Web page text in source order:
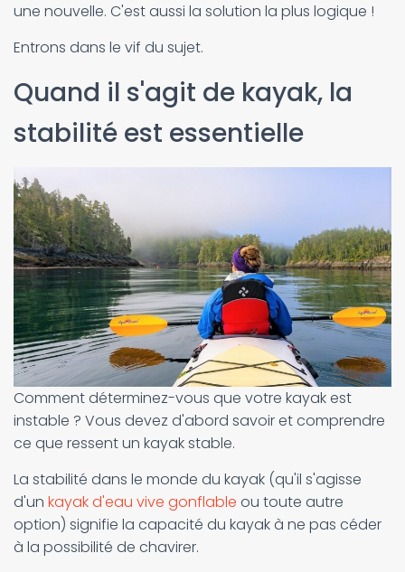
une nouvelle. C'est aussi la solution la plus logique !
Entrons dans le vif du sujet.
Quand il s'agit de kayak, la
stabilité est essentielle
Comment déterminez-vous que votre kayak est
instable ? Vous devez d'abord savoir et comprendre
ce que ressent un kayak stable.
La stabilité dans le monde du kayak (qu'il s'agisse
d'un kayak d'eau vive gonflable ou toute autre
option) signifie la capacité du kayak à ne pas céder
à la possibilité de chavirer.